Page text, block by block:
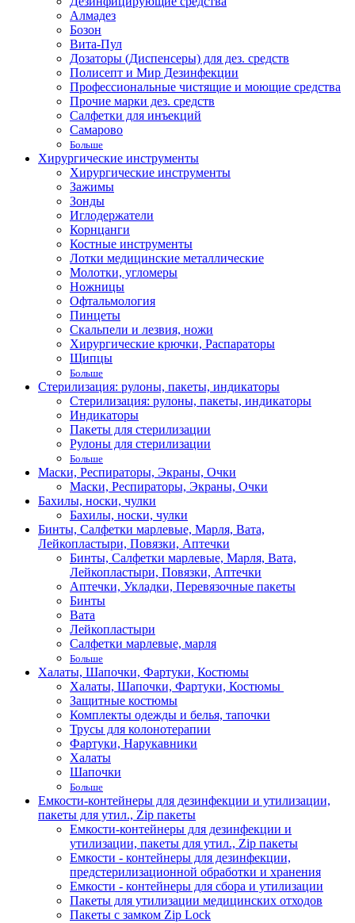
Алмадез
Бозон
Вита-Пул
Дозаторы (Диспенсеры) для дез. средств
Полисепт и Мир Дезинфекции
Профессиональные чистящие и моющие средства
Прочие марки дез. средств
Салфетки для инъекций
Самарово
Больше
Хирургические инструменты
Хирургические инструменты
Зажимы
Зонды
Иглодержатели
Корнцанги
Костные инструменты
Лотки медицинские металлические
Молотки, угломеры
Ножницы
Офтальмология
Пинцеты
Скальпели и лезвия, ножи
Хирургические крючки, Распараторы
Щипцы
Больше
Стерилизация: рулоны, пакеты, индикаторы
Стерилизация: рулоны, пакеты, индикаторы
Индикаторы
Пакеты для стерилизации
Рулоны для стерилизации
Больше
Маски, Респираторы, Экраны, Очки
Маски, Респираторы, Экраны, Очки
Бахилы, носки, чулки
Бахилы, носки, чулки
Бинты, Салфетки марлевые, Марля, Вата,
Лейкопластыри, Повязки, Аптечки
Бинты, Салфетки марлевые, Марля, Вата,
Лейкопластыри, Повязки, Аптечки
Аптечки, Укладки, Перевязочные пакеты
Бинты
Вата
Лейкопластыри
Салфетки марлевые, марля
Больше
Халаты, Шапочки, Фартуки, Костюмы
Халаты, Шапочки, Фартуки, Костюмы
Защитные костюмы
Комплекты одежды и белья, тапочки
Трусы для колонотерапии
Фартуки, Нарукавники
Халаты
Шапочки
Больше
Емкости-контейнеры для дезинфекции и утилизации,
пакеты для утил., Zip пакеты
Емкости-контейнеры для дезинфекции и
утилизации, пакеты для утил., Zip пакеты
Емкости - контейнеры для дезинфекции,
предстерилизационной обработки и хранения
Емкости - контейнеры для сбора и утилизации
Пакеты для утилизации медицинских отходов
Пакеты с замком Zip Lock